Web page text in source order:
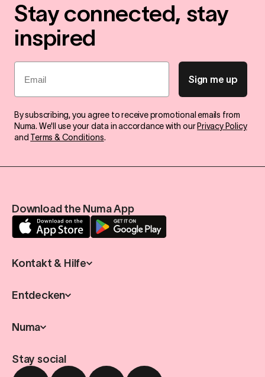
Stay connected, stay
inspired
Email
Sign me up
By subscribing, you agree to receive promotional emails from
Numa. We'll use your data in accordance with our Privacy Policy
and Terms & Conditions.
Download the Numa App
Kontakt & Hilfe
Entdecken
Numa
Stay social